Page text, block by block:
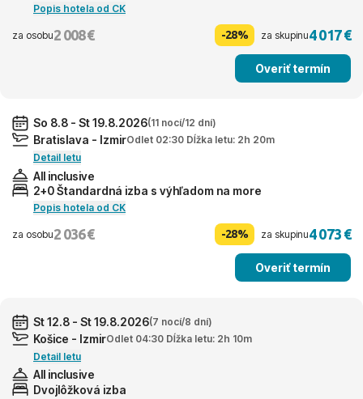
Popis hotela od CK
za osobu2 008 € -28% za skupinu4 017 €
Overiť termín
So 8.8 - St 19.8.2026(11 nocí/12 dní)
Bratislava - IzmirOdlet 02:30 Dĺžka letu: 2h 20m
Detail letu
All inclusive
2+0 Štandardná izba s výhľadom na more
Popis hotela od CK
za osobu2 036 € -28% za skupinu4 073 €
Overiť termín
St 12.8 - St 19.8.2026(7 nocí/8 dní)
Košice - IzmirOdlet 04:30 Dĺžka letu: 2h 10m
Detail letu
All inclusive
Dvojlôžková izba